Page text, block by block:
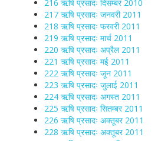
216 ऋषि प्रसादः दिसम्बर 2010
217 ऋषि प्रसादः जनवरी 2011
218 ऋषि प्रसादः फरवरी 2011
219 ऋषि प्रसादः मार्च 2011
220 ऋषि प्रसादः अप्रैल 2011
221 ऋषि प्रसादः मई 2011
222 ऋषि प्रसादः जून 2011
223 ऋषि प्रसादः जुलाई 2011
224 ऋषि प्रसादः अगस्त 2011
225 ऋषि प्रसादः सितम्बर 2011
226 ऋषि प्रसादः अक्तूबर 2011
228 ऋषि प्रसादः अक्तूबर 2011